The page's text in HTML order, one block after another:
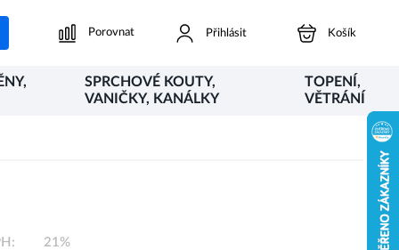
Porovnat Přihlásit Košík
SPRCHOVÉ KOUTY,
VANIČKY, KANÁLKY
TOPENÍ,
VĚTRÁNÍ
21%